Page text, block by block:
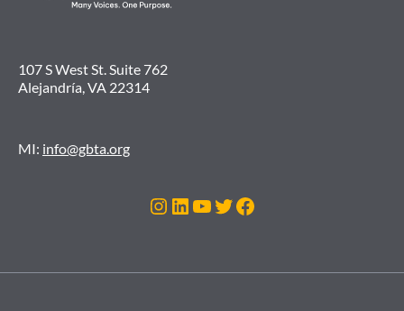
107 S West St. Suite 762
Alejandría, VA 22314
MI: info@gbta.org
Instagram
LinkedIn
YouTube
Twitter
Facebook